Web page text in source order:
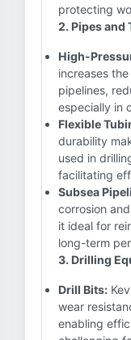
protecting
2. Pipes and
High-
increases
pipelines,
especially in
Flexible
durability
used in
facilitating
Subsea
corrosion
it ideal for
long-term
3. Drilling
Drill Bits:
wear
enabling